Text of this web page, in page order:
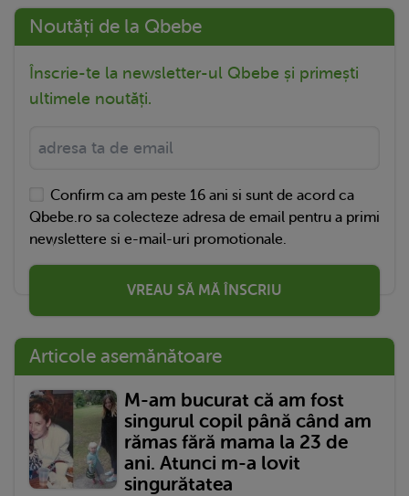
Noutăți de la Qbebe
Înscrie-te la newsletter-ul Qbebe și primești
ultimele noutăți.
Confirm ca am peste 16 ani si sunt de acord ca
Qbebe.ro sa colecteze adresa de email pentru a primi
newslettere si e-mail-uri promotionale.
VREAU SĂ MĂ ÎNSCRIU
Articole asemănătoare
M-am bucurat că am fost
singurul copil până când am
rămas fără mama la 23 de
ani. Atunci m-a lovit
singurătatea